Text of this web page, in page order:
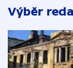
Výběr